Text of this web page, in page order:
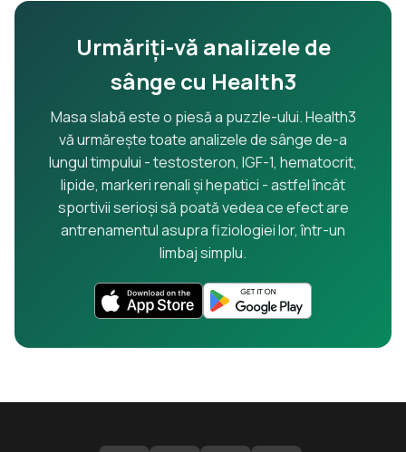
Urmăriți-vă analizele de
sânge cu Health3
Masa slabă este o piesă a puzzle-ului. Health3
vă urmărește toate analizele de sânge de-a
lungul timpului - testosteron, IGF-1, hematocrit,
lipide, markeri renali și hepatici - astfel încât
sportivii serioși să poată vedea ce efect are
antrenamentul asupra fiziologiei lor, într-un
limbaj simplu.